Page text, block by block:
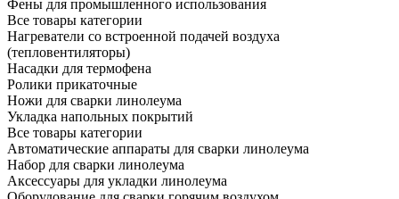
Фены для промышленного использования
Все товары категории
Нагреватели со встроенной подачей воздуха
(тепловентиляторы)
Насадки для термофена
Ролики прикаточные
Ножи для сварки линолеума
Укладка напольных покрытий
Все товары категории
Автоматические аппараты для сварки линолеума
Набор для сварки линолеума
Аксессуары для укладки линолеума